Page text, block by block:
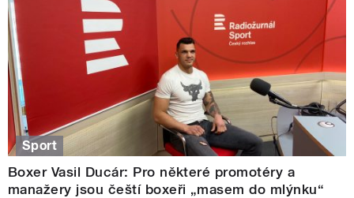
Sport
Boxer Vasil Ducár: Pro některé promotéry a
manažery jsou čeští boxeři „masem do mlýnku“